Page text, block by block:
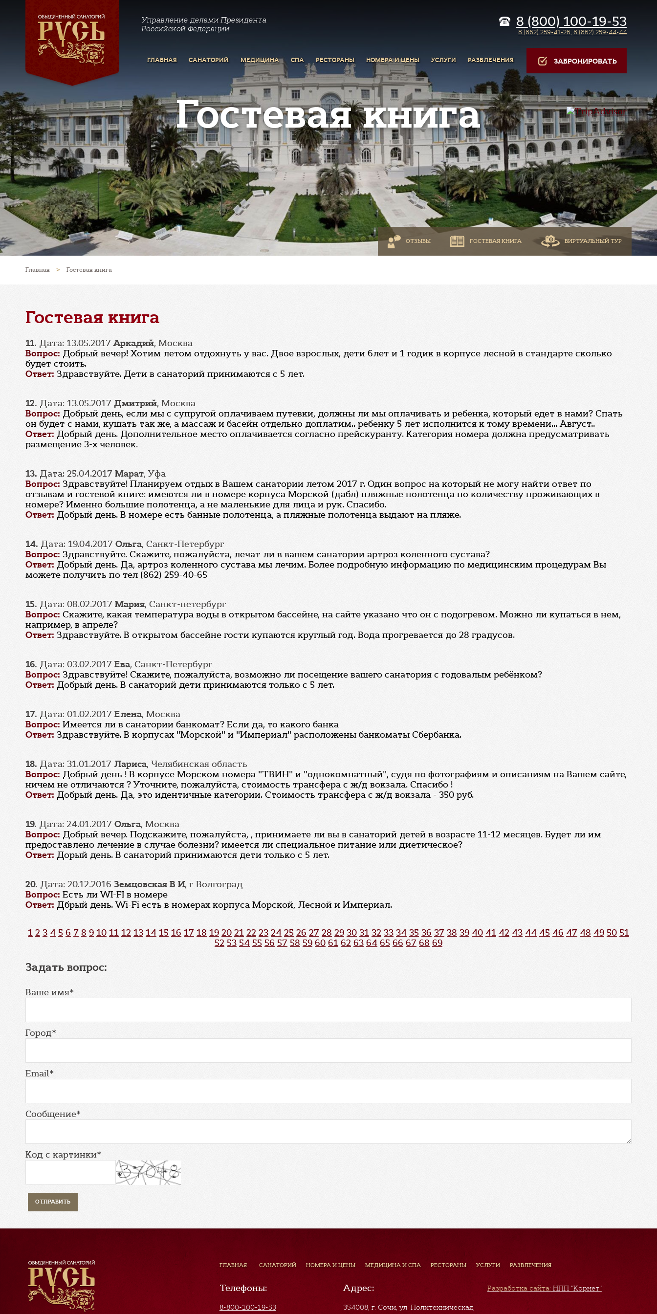
Управление делами Президента
Российской Федерации
8 (800) 100-19-53
8 (862) 259-41-26, 8 (862) 259-44-44
ГЛАВНАЯ САНАТОРИЙ МЕДИЦИНА СПА РЕСТОРАНЫ НОМЕРА И ЦЕНЫ УСЛУГИ РАЗВЛЕЧЕНИЯ ЗАБРОНИРОВАТЬ
Гостевая книга
ОТЗЫВЫ ГОСТЕВАЯ КНИГА ВИРТУАЛЬНЫЙ ТУР
Главная > Гостевая книга
Гостевая книга
11. Дата: 13.05.2017Аркадий, Москва
Вопрос: Добрый вечер! Хотим летом отдохнуть у вас. Двое взрослых, дети 6лет и 1 годик в корпусе лесной в стандарте сколько
будет стоить.
Ответ: Здравствуйте. Дети в санаторий принимаются с 5 лет.
12. Дата: 13.05.2017 Дмитрий, Москва
Вопрос: Добрый день, если мы с супругой оплачиваем путевки, должны ли мы оплачивать и ребенка, который едет в нами? Спать
он будет с нами, кушать так же, а массаж и басейн отдельно доплатим.. ребенку 5 лет исполнится к тому времени... Август..
Ответ: Добрый день. Дополнительное место оплачивается согласно прейскуранту. Категория номера должна предусматривать
размещение 3-х человек.
13. Дата: 25.04.2017 Марат, Уфа
Вопрос: Здравствуйте! Планируем отдых в Вашем санатории летом 2017 г. Один вопрос на который не могу найти ответ по
отзывам и гостевой книге: имеются ли в номере корпуса Морской (дабл) пляжные полотенца по количеству проживающих в
номере? Именно большие полотенца, а не маленькие для лица и рук. Спасибо.
Ответ: Добрый день. В номере есть банные полотенца, а пляжные полотенца выдают на пляже.
14. Дата: 19.04.2017 Ольга, Санкт-Петербург
Вопрос: Здравствуйте. Скажите, пожалуйста, лечат ли в вашем санатории артроз коленного сустава?
Ответ: Добрый день. Да, артроз коленного сустава мы лечим. Более подробную информацию по медицинским процедурам Вы
можете получить по тел (862) 259-40-65
15. Дата: 08.02.2017 Мария, Санкт-петербург
Вопрос: Скажите, какая температура воды в открытом бассейне, на сайте указано что он с подогревом. Можно ли купаться в нем,
например, в апреле?
Ответ: Здравствуйте. В открытом бассейне гости купаются круглый год. Вода прогревается до 28 градусов.
16. Дата: 03.02.2017 Ева, Санкт-Петербург
Вопрос: Здравствуйте! Скажите, пожалуйста, возможно ли посещение вашего санатория с годовалым ребёнком?
Ответ: Добрый день. В санаторий дети принимаются только с 5 лет.
17. Дата: 01.02.2017 Елена, Москва
Вопрос: Имеется ли в санатории банкомат? Если да, то какого банка
Ответ: Здравствуйте. В корпусах "Морской" и "Империал" расположены банкоматы Сбербанка.
18. Дата: 31.01.2017 Лариса, Челябинская область
Вопрос: Добрый день ! В корпусе Морском номера "ТВИН" и "однокомнатный", судя по фотографиям и описаниям на Вашем сайте,
ничем не отличаются ? Уточните, пожалуйста, стоимость трансфера с ж/д вокзала. Спасибо !
Ответ: Добрый день. Да, это идентичные категории. Стоимость трансфера с ж/д вокзала - 350 руб.
19. Дата: 24.01.2017 Ольга, Москва
Вопрос: Добрый вечер. Подскажите, пожалуйста, , принимаете ли вы в санаторий детей в возрасте 11-12 месяцев. Будет ли им
предоставлено лечение в случае болезни? имеется ли специальное питание или диетическое?
Ответ: Дорый день. В санаторий принимаются дети только с 5 лет.
20. Дата: 20.12.2016 Земцовская В И, г Волгоград
Вопрос: Есть ли WI-FI в номере
Ответ: Дбрый день. Wi-Fi есть в номерах корпуса Морской, Лесной и Империал.
1 2 3 4 5 6 7 8 9 10 11 12 13 14 15 16 17 18 19 20 21 22 23 24 25 26 27 28 29 30 31 32 33 34 35 36 37 38 39 40 41 42 43 44 45 46 47 48 49 50 51
52 53 54 55 56 57 58 59 60 61 62 63 64 65 66 67 68 69
Задать вопрос:
Ваше имя*
Город*
Email*
Сообщение*
Код с картинки*
ГЛАВНАЯ САНАТОРИЙ НОМЕРА И ЦЕНЫ МЕДИЦИНА И СПА РЕСТОРАНЫ УСЛУГИ РАЗВЛЕЧЕНИЯ
Телефоны:
8-800-100-19-53
Адрес:
354008, г. Сочи,ул. Политехническая,
Разработка сайта: НПП "Корнет"